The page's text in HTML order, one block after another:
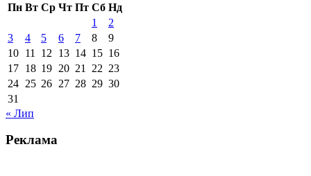
Пн Вт Ср Чт Пт Сб Нд
1
2
3
4 5 6 7 8
9
10 11 12 13 14 15 16
17 18 19 20 21 22 23
24 25 26 27 28 29 30
31
« Лип
Реклама